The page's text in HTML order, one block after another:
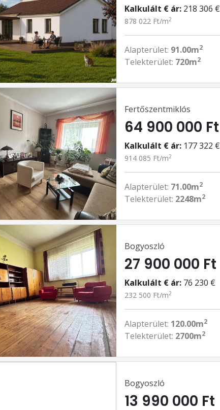
Kalkulált € ár: 218 306 €
878 022 Ft/m2
Alapterület: 91.00m2
Telekterület: 720m2
Fertőszentmiklós
64 900 000 Ft
Kalkulált € ár: 177 322 €
914 085 Ft/m2
Alapterület: 71.00m2
Telekterület: 2248m2
Bogyoszló
27 900 000 Ft
Kalkulált € ár: 76 230 €
232 500 Ft/m2
Alapterület: 120.00m2
Telekterület: 2700m2
Bogyoszló
13 990 000 Ft